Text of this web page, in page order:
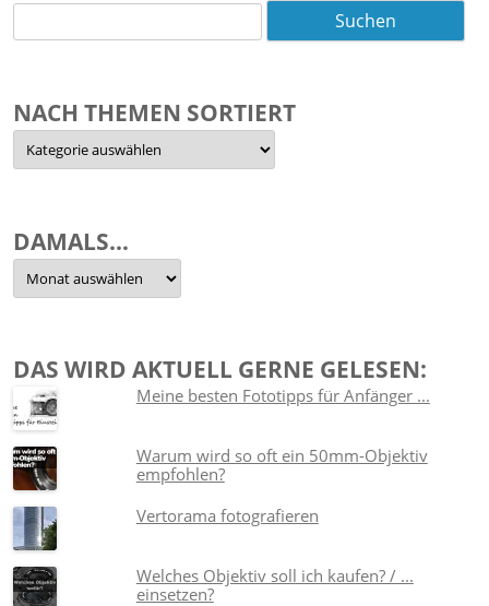
Suchen
nach:
NACH THEMEN SORTIERT
Nach
Themen
sortiert
DAMALS…
Damals…
DAS WIRD AKTUELL GERNE GELESEN:
Meine besten Fototipps für Anfänger ...
Warum wird so oft ein 50mm-Objektiv
empfohlen?
Vertorama fotografieren
Welches Objektiv soll ich kaufen? / ...
einsetzen?